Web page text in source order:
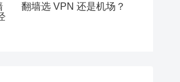
翻墙选 VPN 还是机场？